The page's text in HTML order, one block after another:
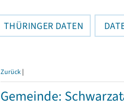
THÜRINGER DATEN
Zurück |
Gemeinde: